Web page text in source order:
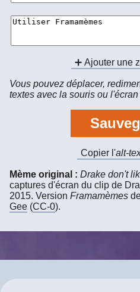
➕ Ajouter
Vous pouvez déplacer,
textes avec la souris ou l'écran
Copier l'alt-
Mème original : Drake don't
captures d'écran du clip de
2015. Version Framamèmes
Gee (CC-0).